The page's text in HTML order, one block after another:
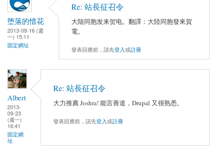
堕落的惜花
2013-09-16 (週
一) 15:11
固定網址
Re: 站長征召令
大陆同胞发来贺电。翻譯：大陸同胞發來賀
電。
發表回應前，請先登入或註冊
Albert
2013-
09-23
(週一)
16:41
固定網
址
Re: 站長征召令
大力推薦 Joshra! 能言善道，Drupal 又很熟悉。
發表回應前，請先登入或註冊